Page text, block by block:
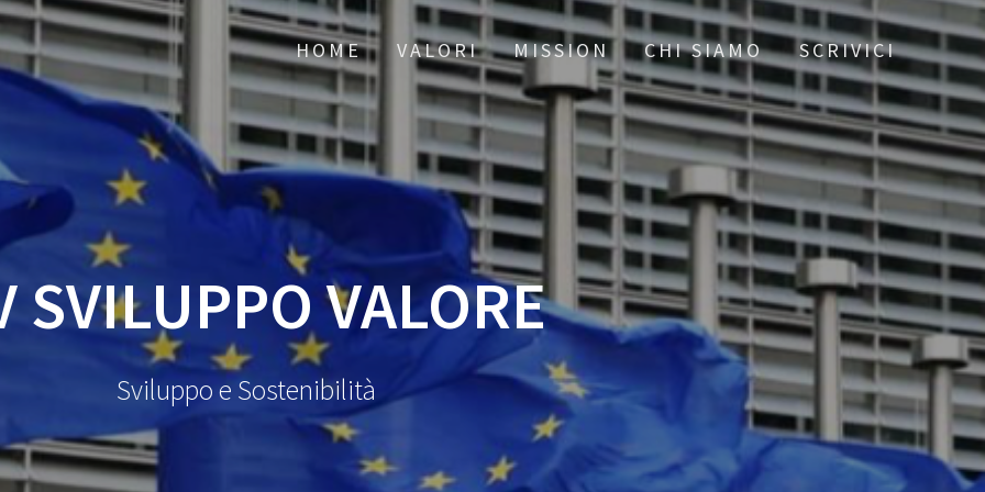
HOME VALORI MISSION CHI SIAMO SCRIVICI
SVILUPPO VALORE
Sviluppo e Sostenibilità